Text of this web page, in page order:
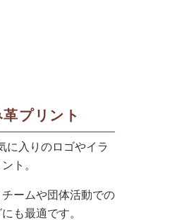
プリント
に入りのロゴやイラ
ト。
ームや団体活動での
も最適です。